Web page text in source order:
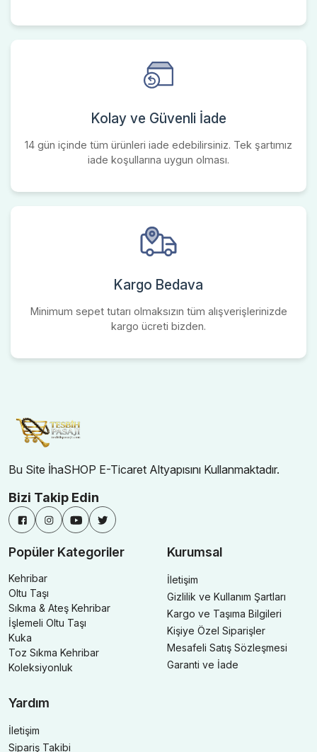
Kolay ve Güvenli İade
14 gün içinde tüm ürünleri iade edebilirsiniz. Tek şartımız
iade koşullarına uygun olması.
Kargo Bedava
Minimum sepet tutarı olmaksızın tüm alışverişlerinizde
kargo ücreti bizden.
Bu Site İhaSHOP E-Ticaret Altyapısını Kullanmaktadır.
Bizi Takip Edin
Popüler Kategoriler
Kehribar
Oltu Taşı
Sıkma & Ateş Kehribar
İşlemeli Oltu Taşı
Kuka
Toz Sıkma Kehribar
Koleksiyonluk
Kurumsal
İletişim
Gizlilik ve Kullanım Şartları
Kargo ve Taşıma Bilgileri
Kişiye Özel Siparişler
Mesafeli Satış Sözleşmesi
Garanti ve İade
Yardım
İletişim
Sipariş Takibi